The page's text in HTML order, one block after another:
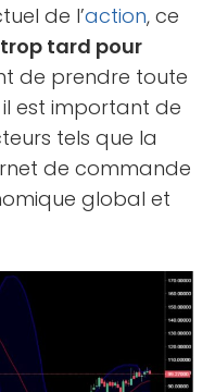
de l’action, ce
trop tard pour
de prendre toute
il est important de
tels que la
de commande
global et